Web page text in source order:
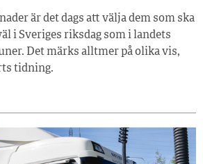
är det dags att välja dem som ska
i Sveriges riksdag som i landets
Det märks alltmer på olika vis,
tidning.